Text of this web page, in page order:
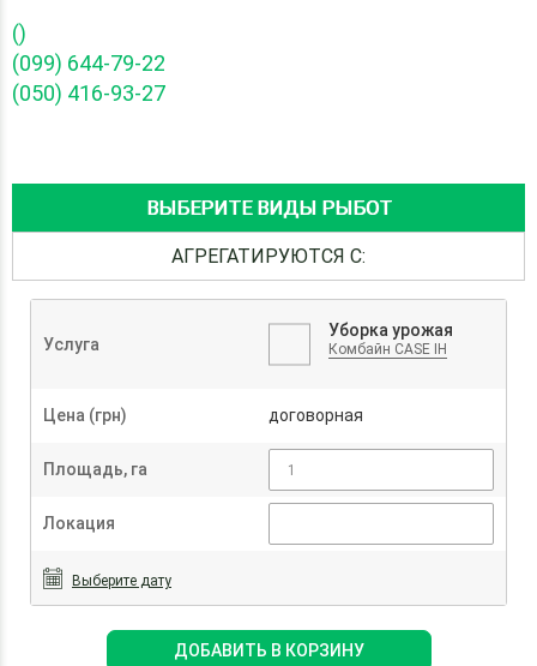
()
(099) 644-79-22
(050) 416-93-27
ВЫБЕРИТЕ ВИДЫ РЫБОТ
АГРЕГАТИРУЮТСЯ С:
Услуга
Уборка урожая
Комбайн CASE IH
Цена (грн) договорная
Площадь, га
Локация
Выберите дату
ДОБАВИТЬ В КОРЗИНУ